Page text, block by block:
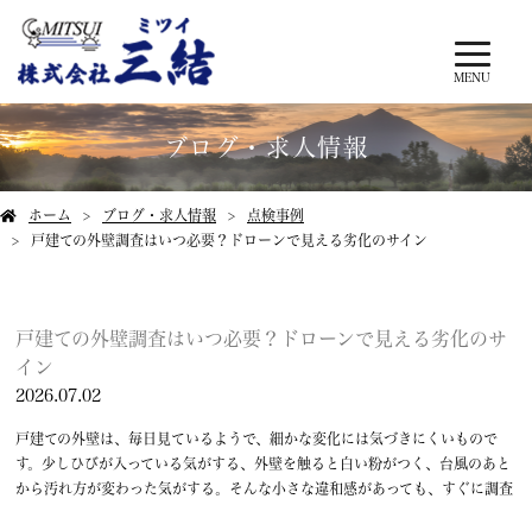
MENU
ブログ・求人情報
ホーム ブログ・求人情報
点検事例
戸建ての外壁調査はいつ必要？ドローンで見える劣化のサイン
戸建ての外壁調査はいつ必要？ドローンで見える劣化のサ
イン
2026.07.02
戸建ての外壁は、毎日見ているようで、細かな変化には気づきにくいもので
す。少しひびが入っている気がする、外壁を触ると白い粉がつく、台風のあと
から汚れ方が変わった気がする。そんな小さな違和感があっても、すぐに調査